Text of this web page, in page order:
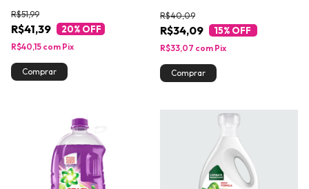
R$41,39
R$51,99
20% OFF
R$40,15 com Pix
R$34,09
R$40,09
15% OFF
R$33,07 com Pix